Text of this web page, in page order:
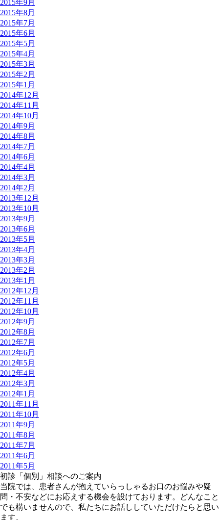
2015年9月
2015年8月
2015年7月
2015年6月
2015年5月
2015年4月
2015年3月
2015年2月
2015年1月
2014年12月
2014年11月
2014年10月
2014年9月
2014年8月
2014年7月
2014年6月
2014年4月
2014年3月
2014年2月
2013年12月
2013年10月
2013年9月
2013年6月
2013年5月
2013年4月
2013年3月
2013年2月
2013年1月
2012年12月
2012年11月
2012年10月
2012年9月
2012年8月
2012年7月
2012年6月
2012年5月
2012年4月
2012年3月
2012年1月
2011年11月
2011年10月
2011年9月
2011年8月
2011年7月
2011年6月
2011年5月
初診「個別」相談へのご案内
当院では、患者さんが抱えていらっしゃるお口のお悩みや疑
問・不安などにお応えする機会を設けております。どんなこと
でも構いませんので、私たちにお話ししていただけたらと思い
ます。